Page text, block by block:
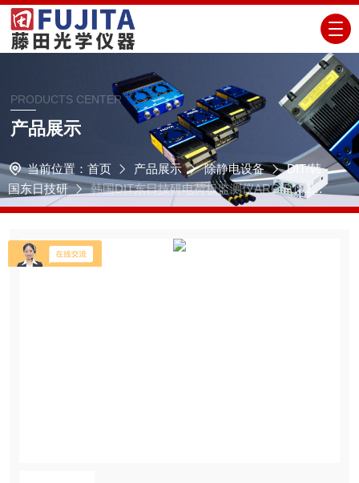
PRODUCTS CENTER
产品展示
当前位置： 首页 产品展示 除静电设备
DIT/韩
国东日技研
韩国DIT东日技研电荷板监测仪ARC-P102Z
A/B